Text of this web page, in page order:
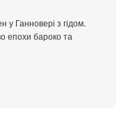
у Ганновері з гідом.
епохи бароко та